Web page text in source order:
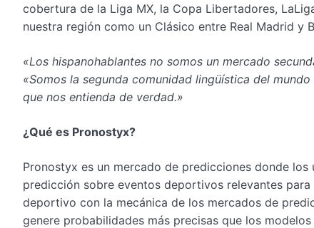
cobertura de la Liga MX, la Copa Libertadores,
nuestra región como un Clásico entre Real Madrid y
«Los hispanohablantes no somos un mercado
«Somos la segunda comunidad lingüística del
que nos entienda de verdad.»
¿Qué es Pronostyx?
Pronostyx es un mercado de predicciones donde
predicción sobre eventos deportivos relevantes
deportivo con la mecánica de los mercados de
genere probabilidades más precisas que los